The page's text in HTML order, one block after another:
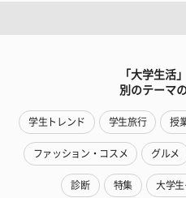
「大学生活
別のテーマ
学生トレンド 学生旅行 授
ファッション・コスメ グルメ
診断 特集 大学生